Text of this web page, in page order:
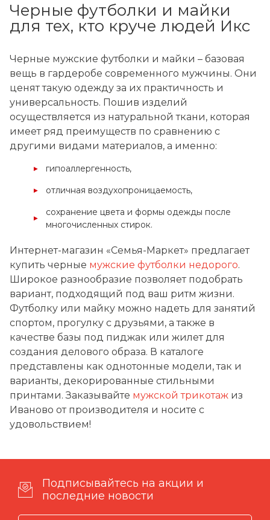
Черные футболки и майки
для тех, кто круче людей Икс
Черные мужские футболки и майки – базовая
вещь в гардеробе современного мужчины. Они
ценят такую одежду за их практичность и
универсальность. Пошив изделий
осуществляется из натуральной ткани, которая
имеет ряд преимуществ по сравнению с
другими видами материалов, а именно:
гипоаллергенность,
отличная воздухопроницаемость,
сохранение цвета и формы одежды после
многочисленных стирок.
Интернет-магазин «Семья-Маркет» предлагает
купить черные мужские футболки недорого.
Широкое разнообразие позволяет подобрать
вариант, подходящий под ваш ритм жизни.
Футболку или майку можно надеть для занятий
спортом, прогулку с друзьями, а также в
качестве базы под пиджак или жилет для
создания делового образа. В каталоге
представлены как однотонные модели, так и
варианты, декорированные стильными
принтами. Заказывайте мужской трикотаж из
Иваново от производителя и носите с
удовольствием!
Подписывайтесь на акции и
последние новости